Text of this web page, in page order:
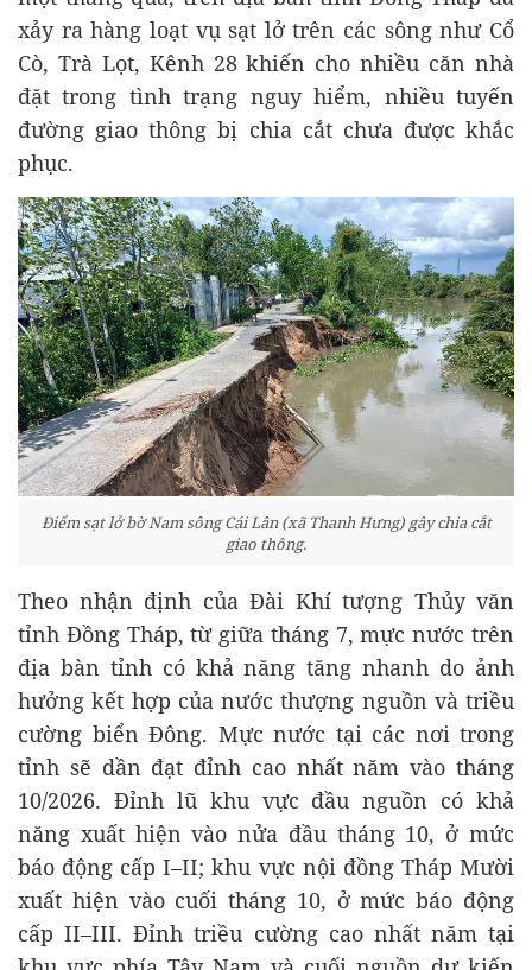
xảy ra hàng loạt vụ sạt lở trên các sông như Cổ
Cò, Trà Lọt, Kênh 28 khiến cho nhiều căn nhà
đặt trong tình trạng nguy hiểm, nhiều tuyến
đường giao thông bị chia cắt chưa được khắc
phục.
Điểm sạt lở bờ Nam sông Cái Lân (xã Thanh Hưng) gây chia cắt
giao thông.
Theo nhận định của Đài Khí tượng Thủy văn
tỉnh Đồng Tháp, từ giữa tháng 7, mực nước trên
địa bàn tỉnh có khả năng tăng nhanh do ảnh
hưởng kết hợp của nước thượng nguồn và triều
cường biển Đông. Mực nước tại các nơi trong
tỉnh sẽ dần đạt đỉnh cao nhất năm vào tháng
10/2026. Đỉnh lũ khu vực đầu nguồn có khả
năng xuất hiện vào nửa đầu tháng 10, ở mức
báo động cấp I–II; khu vực nội đồng Tháp Mười
xuất hiện vào cuối tháng 10, ở mức báo động
cấp II–III. Đỉnh triều cường cao nhất năm tại